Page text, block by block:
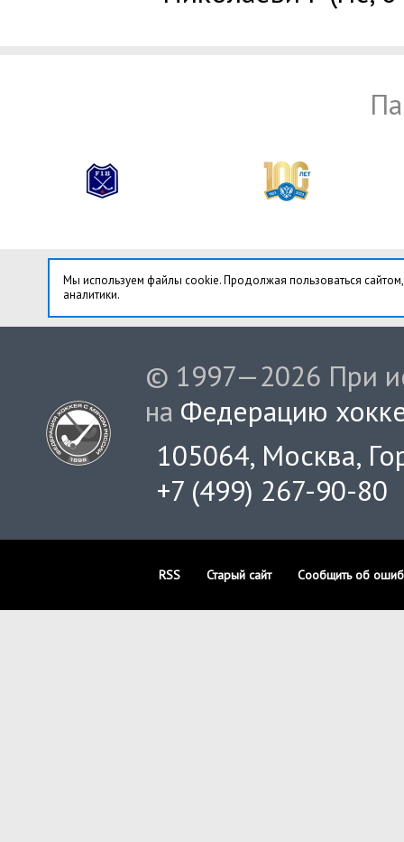
Мы используем файлы cookie. Продолжая пользоваться
аналитики.
© 1997—2026 При
на Федерацию
105064, Москва,
+7 (499) 267-90-80
RSS Старый сайт Сообщить об